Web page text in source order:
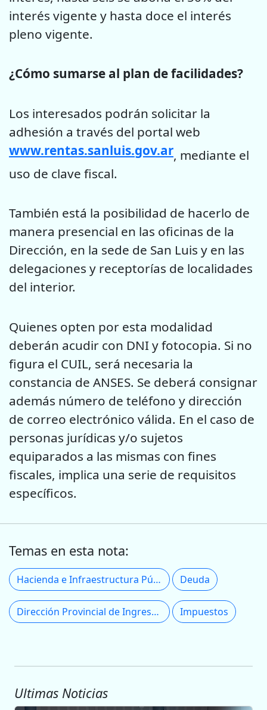
interés vigente y hasta doce el interés
pleno vigente.
¿Cómo sumarse al plan de facilidades?
Los interesados podrán solicitar la
adhesión a través del portal web
www.rentas.sanluis.gov.ar, mediante el
uso de clave fiscal.
También está la posibilidad de hacerlo de
manera presencial en las oficinas de la
Dirección, en la sede de San Luis y en las
delegaciones y receptorías de localidades
del interior.
Quienes opten por esta modalidad
deberán acudir con DNI y fotocopia. Si no
figura el CUIL, será necesaria la
constancia de ANSES. Se deberá consignar
además número de teléfono y dirección
de correo electrónico válida. En el caso de
personas jurídicas y/o sujetos
equiparados a las mismas con fines
fiscales, implica una serie de requisitos
específicos.
Temas en esta nota:
Hacienda e Infraestructura Pública Deuda
Dirección Provincial de Ingresos Públicos Impuestos
Ultimas Noticias